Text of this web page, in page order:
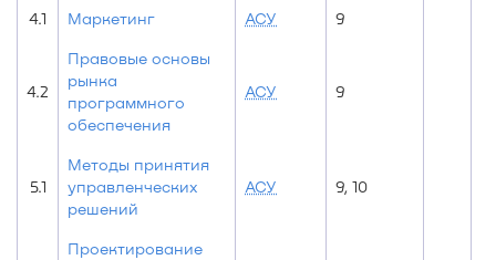
4.1 Маркетинг АСУ 9
4.2
Правовые основы
рынка
программного
обеспечения
АСУ 9
5.1
Методы принятия
управленческих
решений
АСУ 9, 10
Проектирование